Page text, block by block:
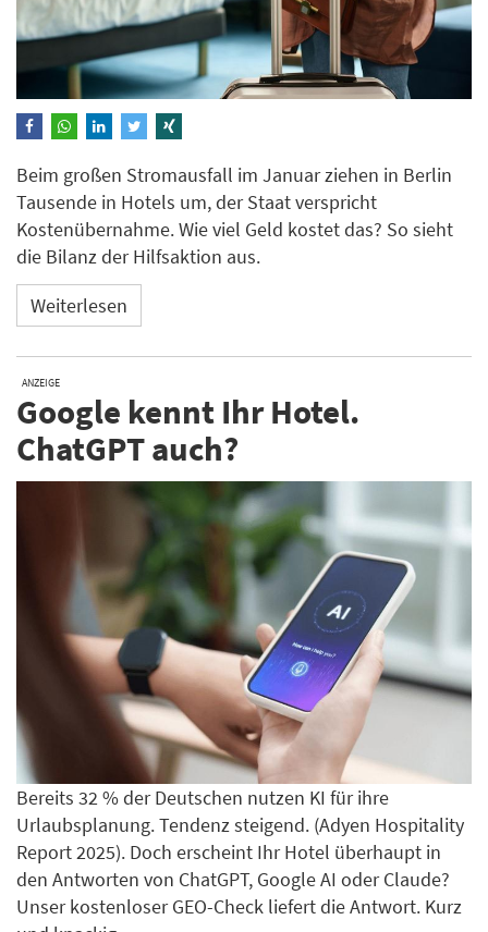
Beim großen Stromausfall im Januar ziehen in Berlin
Tausende in Hotels um, der Staat verspricht
Kostenübernahme. Wie viel Geld kostet das? So sieht
die Bilanz der Hilfsaktion aus.
Weiterlesen
ANZEIGE
Google kennt Ihr Hotel.
ChatGPT auch?
Bereits 32 % der Deutschen nutzen KI für ihre
Urlaubsplanung. Tendenz steigend. (Adyen Hospitality
Report 2025). Doch erscheint Ihr Hotel überhaupt in
den Antworten von ChatGPT, Google AI oder Claude?
Unser kostenloser GEO-Check liefert die Antwort. Kurz